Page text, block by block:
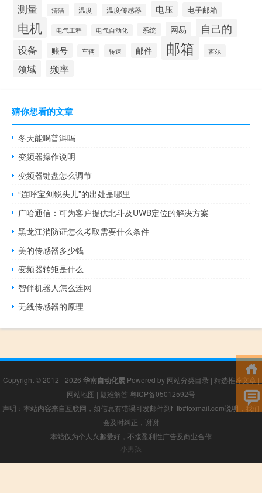
测量 清洁 温度 温度传感器 电压 电子邮箱
电机 电气工程 电气自动化 系统 网易 自己的
设备 账号 车辆 转速 邮件 邮箱 霍尔
领域 频率
猜你想看的文章
冬天能喝普洱吗
变频器操作说明
变频器键盘怎么调节
“连呼宝剑锐头儿”的出处是哪里
广哈通信：可为客户提供北斗及UWB定位的解决方案
黑龙江消防证怎么考取需要什么条件
美的传感器多少钱
变频器转矩是什么
智伴机器人怎么连网
无线传感器的原理
Copyright © 2012 - 2026 华南自动化展Powered by 网站分类目录 | 精选推荐文章 |
网站地图 | 疑难解答 粤ICP备05012592号
声明：本站内容来自互联网，如信息有错误可发邮件到f_fb#foxmail.com说明，我们
会及时纠正，谢谢
本站仅为个人兴趣爱好，不接盈利性广告及商业合作
小男孩